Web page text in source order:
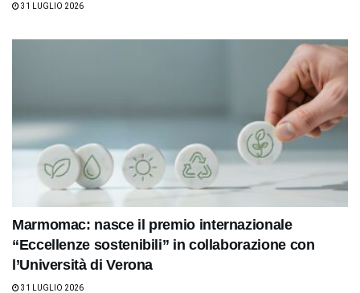
31 LUGLIO 2026
Marmomac: nasce il premio internazionale
“Eccellenze sostenibili” in collaborazione con
l’Università di Verona
31 LUGLIO 2026